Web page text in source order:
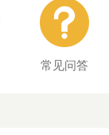
常见问答